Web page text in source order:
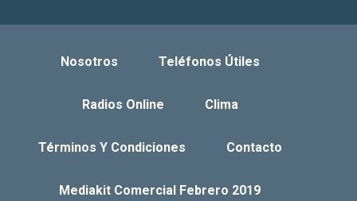
Nosotros Teléfonos Útiles
Radios Online Clima
Términos Y Condiciones Contacto
Mediakit Comercial Febrero 2019